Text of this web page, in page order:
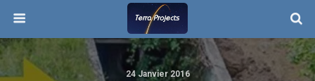
24 Janvier 2016